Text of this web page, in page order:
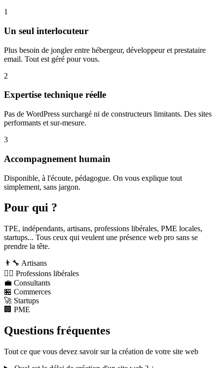
1
Un seul interlocuteur
Plus besoin de jongler entre hébergeur, développeur et prestataire
email. Tout est géré pour vous.
2
Expertise technique réelle
Pas de WordPress surchargé ni de constructeurs limitants. Des sites
performants et sur-mesure.
3
Accompagnement humain
Disponible, à l'écoute, pédagogue. On vous explique tout
simplement, sans jargon.
Pour qui ?
TPE, indépendants, artisans, professions libérales, PME locales,
startups... Tous ceux qui veulent une présence web pro sans se
prendre la tête.
👨‍🔧 Artisans
👩‍⚕️ Professions libérales
💼 Consultants
🏪 Commerces
🚀 Startups
🏢 PME
Questions fréquentes
Tout ce que vous devez savoir sur la création de votre site web